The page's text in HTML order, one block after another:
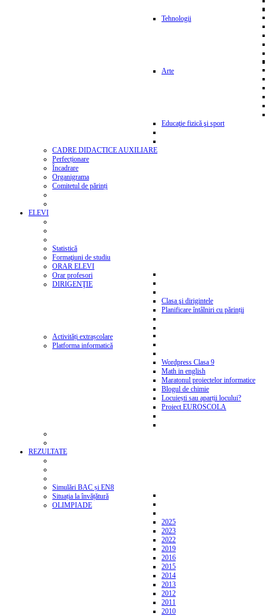
Tehnologii
Arte
Educaţie fizică şi sport
CADRE DIDACTICE AUXILIARE
Perfecționare
Încadrare
Organigrama
Comitetul de părinți
ELEVI
Statistică
Formaţiuni de studiu
ORAR ELEVI
Orar profesori
DIRIGENŢIE
Clasa şi dirigintele
Planificare întâlniri cu părinții
Activități extrașcolare
Platforma informatică
Wordpress Clasa 9
Math in english
Maratonul proiectelor informatice
Blogul de chimie
Locuiești sau aparții locului?
Proiect EUROSCOLA
REZULTATE
Simulări BAC și EN8
Situația la învățătură
OLIMPIADE
2025
2023
2022
2019
2016
2015
2014
2013
2012
2011
2010